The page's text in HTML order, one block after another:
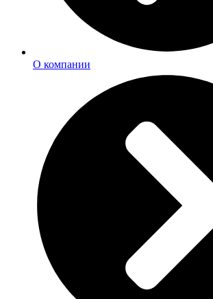
О компании